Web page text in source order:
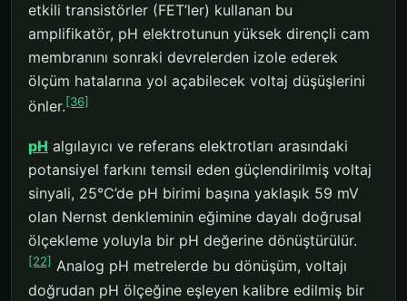
etkili transistörler (FET’ler) kullanan bu
amplifikatör, pH elektrotunun yüksek dirençli cam
membranını sonraki devrelerden izole ederek
ölçüm hatalarına yol açabilecek voltaj düşüşlerini
önler.[36]
pH algılayıcı ve referans elektrotları arasındaki
potansiyel farkını temsil eden güçlendirilmiş voltaj
sinyali, 25°C’de pH birimi başına yaklaşık 59 mV
olan Nernst denkleminin eğimine dayalı doğrusal
ölçekleme yoluyla bir pH değerine dönüştürülür.
[22] Analog pH metrelerde bu dönüşüm, voltajı
doğrudan pH ölçeğine eşleyen kalibre edilmiş bir